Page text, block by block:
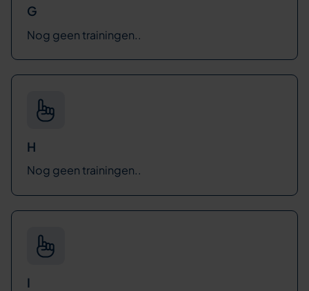
G
Nog geen trainingen..
H
Nog geen trainingen..
I